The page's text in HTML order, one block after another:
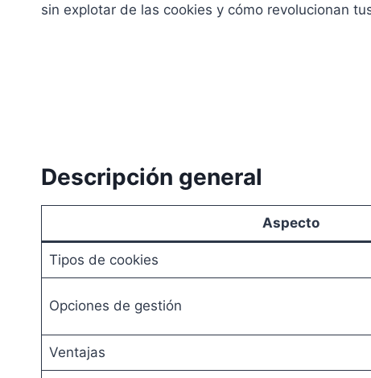
sin explotar de las cookies y cómo revolucionan
Descripción general
Aspecto
Tipos de cookies
Opciones de gestión
Ventajas